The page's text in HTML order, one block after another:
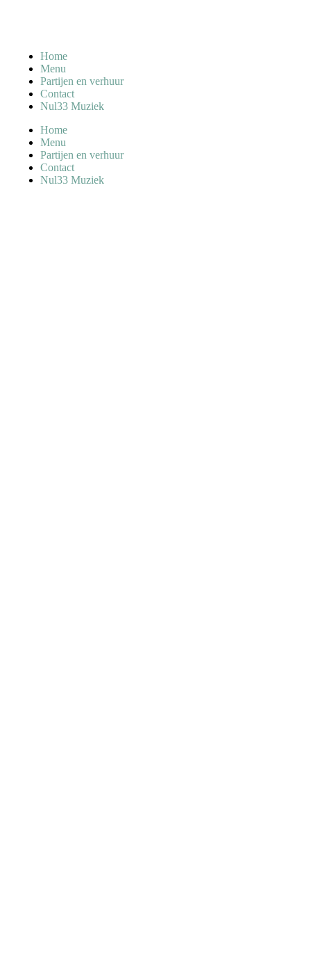
Home
Menu
Partijen en verhuur
Contact
Nul33 Muziek
Home
Menu
Partijen en verhuur
Contact
Nul33 Muziek